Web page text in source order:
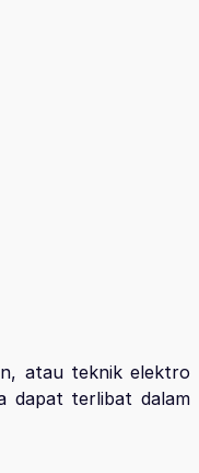
atau teknik elektro
dapat terlibat dalam